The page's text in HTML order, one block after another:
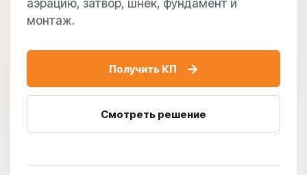
аэрацию, затвор, шнек, фундамент и
монтаж.
Получить КП →
Смотреть решение